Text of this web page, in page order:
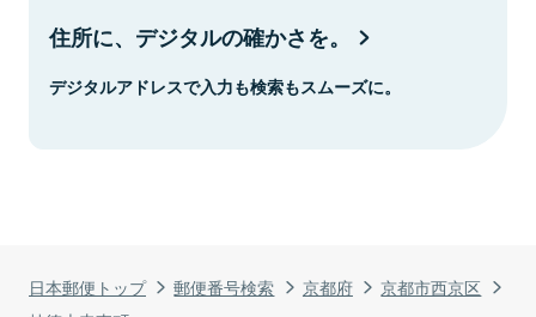
日本郵便トップ 郵便番号検索 京都府
京都市西京区
住所に、デジタルの確かさを。
デジタルアドレスで入力も検索もスムーズに。